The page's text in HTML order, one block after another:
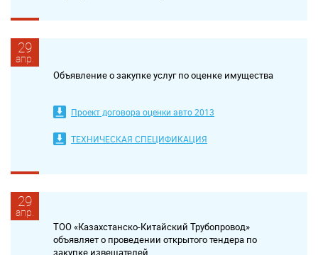
29
апр.
Объявление о закупке услуг по оценке имущества
Проект договора оценки авто 2013
ТЕХНИЧЕСКАЯ СПЕЦИФИКАЦИЯ
29
апр.
ТОО «Казахстанско-Китайский Трубопровод»
объявляет о проведении открытого тендера по
закупке извещателей